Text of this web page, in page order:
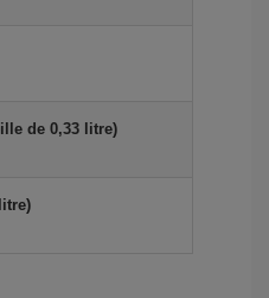
de 0,33 litre)